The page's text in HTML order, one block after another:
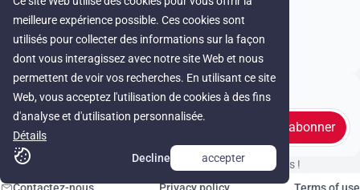
meilleure expérience possible. Ces cookies sont
utilisés pour collecter des informations sur la façon
dont vous interagissez avec notre site Web et nous
permettent de voir vos recherches. En utilisant ce site
Web, vous acceptez l'utilisation de cookies à des fins
d'analyse et d'utilisation personnalisée.
Détails
Decline
accepter
Stay in touch
s'abonner
Penthouses
Villas
Propriétés commerciales
Loyer
© Cyprus Realestate 2026. Tous droits réservés !